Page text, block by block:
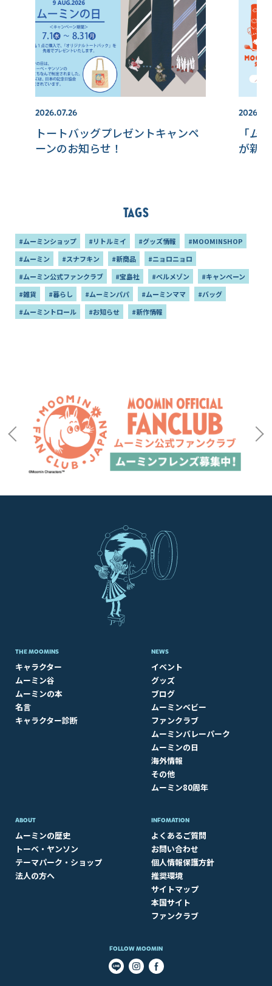
2026.07.26
トートバッグプレゼントキャンペ
ーンのお知らせ！
「ム
が新
Tags
#ムーミンショップ #リトルミイ #グッズ情報
#MOOMINSHOP
#ムーミン
#スナフキン #新商品
#ニョロニョロ
#ムーミン公式ファンクラブ
#宝島社 #ベルメゾン
#キャンペーン
#雑貨
#暮らし #ムーミンパパ #ムーミンママ
#バッグ
#ムーミントロール
#お知らせ #新作情報
THE MOOMINS
キャラクター
ムーミン谷
ムーミンの本
名言
キャラクター診断
NEWS
イベント
グッズ
ブログ
ムーミンベビー
ファンクラブ
ムーミンバレーパーク
ムーミンの日
海外情報
その他
ムーミン80周年
ABOUT​
ムーミンの歴史
トーベ・ヤンソン
テーマパーク・ショップ
法人の方へ
INFOMATION
よくあるご質問
お問い合わせ
個人情報保護方針
推奨環境
サイトマップ
本国サイト
ファンクラブ
FOLLOW MOOMIN